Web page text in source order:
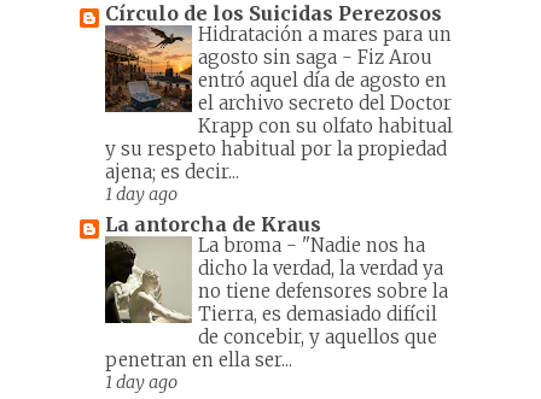
Círculo de los Suicidas Perezosos
Hidratación a mares para un
agosto sin saga - Fiz Arou
entró aquel día de agosto en
el archivo secreto del Doctor
Krapp con su olfato habitual
y su respeto habitual por la propiedad
ajena; es decir...
1 day ago
La antorcha de Kraus
La broma - "Nadie nos ha
dicho la verdad, la verdad ya
no tiene defensores sobre la
Tierra, es demasiado difícil
de concebir, y aquellos que
penetran en ella ser...
1 day ago